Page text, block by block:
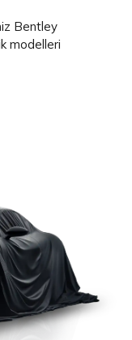
Bentley
modelleri